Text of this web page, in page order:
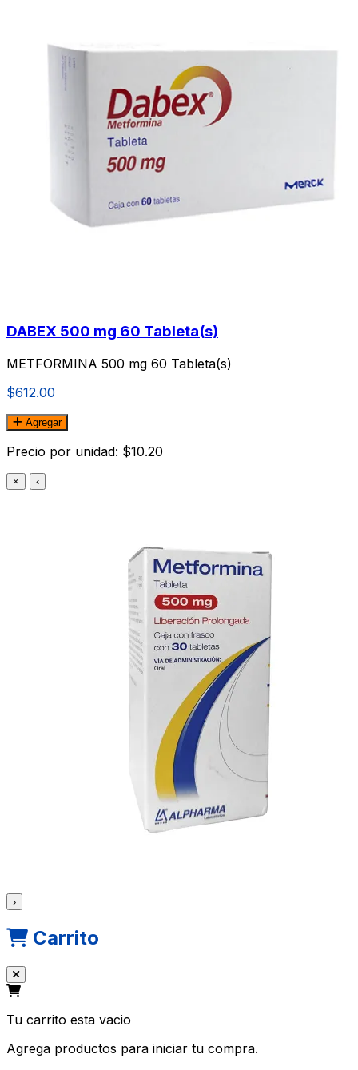
DABEX 500 mg 60 Tableta(s)
METFORMINA 500 mg 60 Tableta(s)
$612.00
Agregar
Precio por unidad: $10.20
× ‹
›
Carrito
Tu carrito esta vacio
Agrega productos para iniciar tu compra.